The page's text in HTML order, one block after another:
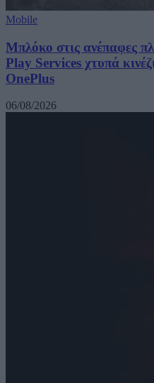
Mobile
Μπλόκο στις ανέπαφες
Play Services χτυπά
OnePlus
06/08/2026